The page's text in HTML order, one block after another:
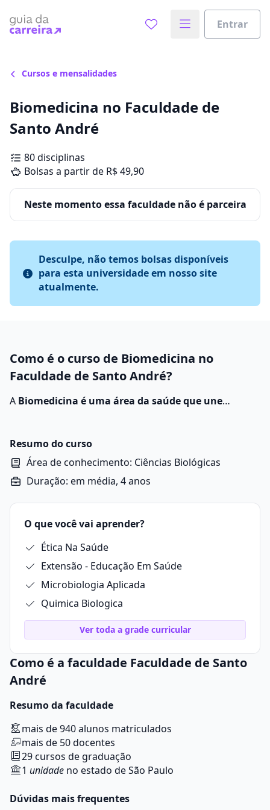
Entrar
Cursos e mensalidades
Biomedicina no Faculdade de
Santo André
80 disciplinas
Bolsas a partir de R$ 49,90
Neste momento essa faculdade não é parceira
Desculpe, não temos bolsas disponíveis
para esta universidade em nosso site
atualmente.
Como é o curso de Biomedicina no
Faculdade de Santo André?
A Biomedicina é uma área da saúde que une
tratamento de doenças
principalmente em atividades de pesquisa, análises
laboratoriais e desenvolvimento de novas tecnologias
aplicadas à saúde.
Resumo do curso
Área de conhecimento: Ciências Biológicas
Duração: em média, 4 anos
O que você vai aprender?
Ética Na Saúde
Extensão - Educação Em Saúde
Microbiologia Aplicada
Quimica Biologica
Ver toda a grade curricular
Como é a faculdade Faculdade de Santo
André
Resumo da faculdade
mais de 940 alunos matriculados
mais de 50 docentes
29 cursos de graduação
1 unidade no estado de São Paulo
Dúvidas mais frequentes